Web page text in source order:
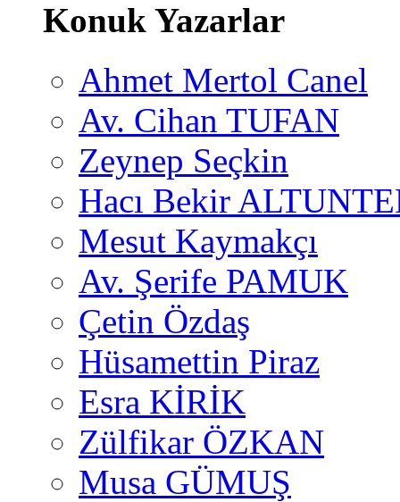
Konuk Yazarlar
Ahmet Mertol Canel
Av. Cihan TUFAN
Zeynep Seçkin
Hacı Bekir
Mesut Kaymakçı
Av. Şerife PAMUK
Çetin Özdaş
Hüsamettin Piraz
Esra KİRİK
Zülfikar ÖZKAN
Musa GÜMUŞ